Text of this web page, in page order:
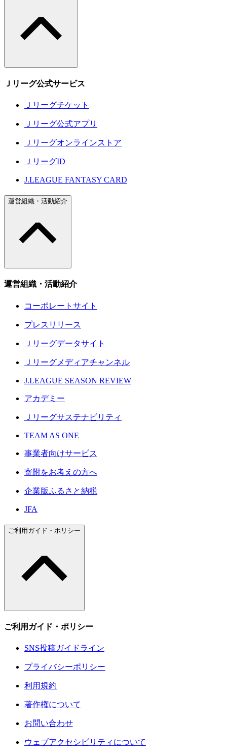
Ｊリーグ公式サービス
Ｊリーグチケット
Ｊリーグ公式アプリ
Ｊリーグオンラインストア
ＪリーグID
J.LEAGUE FANTASY CARD
運営組織・活動紹介
運営組織・活動紹介
コーポレートサイト
プレスリリース
Ｊリーグデータサイト
Ｊリーグメディアチャンネル
J.LEAGUE SEASON REVIEW
アカデミー
Ｊリーグサステナビリティ
TEAM AS ONE
事業者向けサービス
寄附をお考えの方へ
企業版ふるさと納税
JFA
ご利用ガイド・ポリシー
ご利用ガイド・ポリシー
SNS投稿ガイドライン
プライバシーポリシー
利用規約
著作権について
お問い合わせ
ウェブアクセシビリティについて